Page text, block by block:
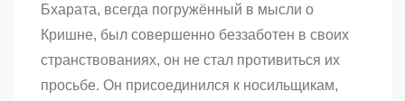
Бхарата, всегда погружённый в мысли о
Кришне, был совершенно беззаботен в своих
странствованиях, он не стал противиться их
просьбе. Он присоединился к носильщикам,